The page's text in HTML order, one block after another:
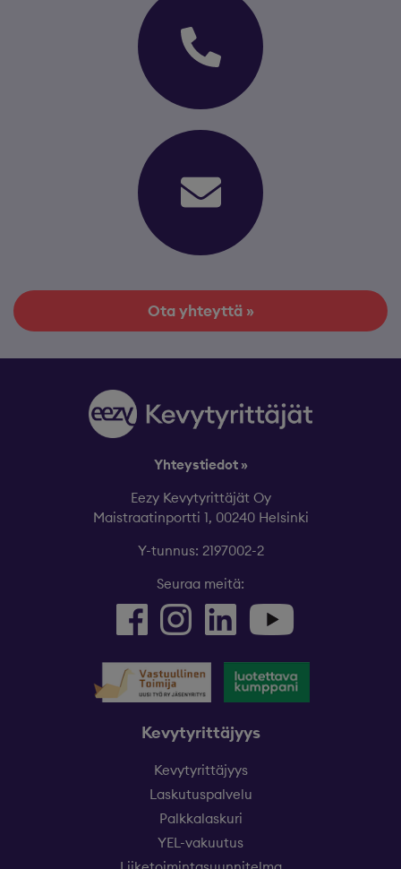
Ota yhteyttä »
Yhteystiedot »
Eezy Kevytyrittäjät Oy
Maistraatinportti 1, 00240 Helsinki
Y-tunnus: 2197002-2
Seuraa meitä:
Kevytyrittäjyys
Kevytyrittäjyys
Laskutuspalvelu
Palkkalaskuri
YEL-vakuutus